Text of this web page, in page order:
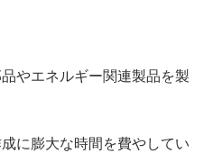
やエネルギー関連製品を製
に膨大な時間を費やしてい